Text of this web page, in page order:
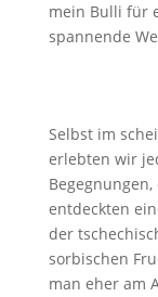
mein Bulli für
spannende
Selbst im
erlebten wir
entdeckten
der
sorbischen
man eher am